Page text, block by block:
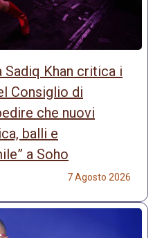
Sadiq Khan critica i
Consiglio di
che nuovi
balli e
a Soho
7 Agosto 2026